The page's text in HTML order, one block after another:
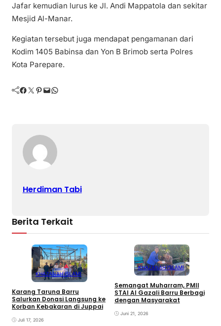
Jafar kemudian lurus ke Jl. Andi Mappatola dan sekitar
Mesjid Al-Manar.
Kegiatan tersebut juga mendapat pengamanan dari
Kodim 1405 Babinsa dan Yon B Brimob serta Polres
Kota Parepare.
Facebook Twitter Pinterest Mail WhatsApp
Herdiman Tabi
Berita Terkait
KHAZANAH ISLAMI
Karang Taruna Barru
Salurkan Donasi Langsung ke
Korban Kebakaran di Juppai
Juli 17, 2026
KHAZANAH ISLAMI
Semangat Muharram, PMII
STAI Al Gazali Barru Berbagi
dengan Masyarakat
Juni 21, 2026